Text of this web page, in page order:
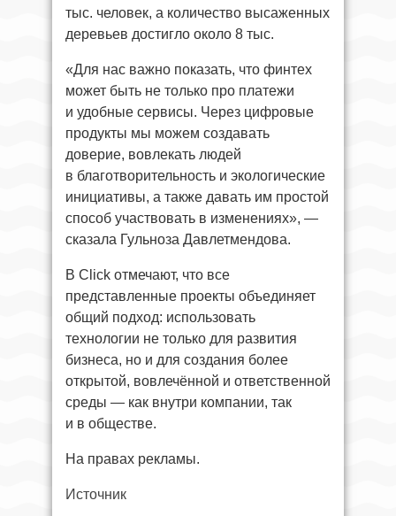
тыс. человек, а количество высаженных
деревьев достигло около 8 тыс.
«Для нас важно показать, что финтех
может быть не только про платежи
и удобные сервисы. Через цифровые
продукты мы можем создавать
доверие, вовлекать людей
в благотворительность и экологические
инициативы, а также давать им простой
способ участвовать в изменениях», —
сказала Гульноза Давлетмендова.
В Click отмечают, что все
представленные проекты объединяет
общий подход: использовать
технологии не только для развития
бизнеса, но и для создания более
открытой, вовлечённой и ответственной
среды — как внутри компании, так
и в обществе.
На правах рекламы.
Источник